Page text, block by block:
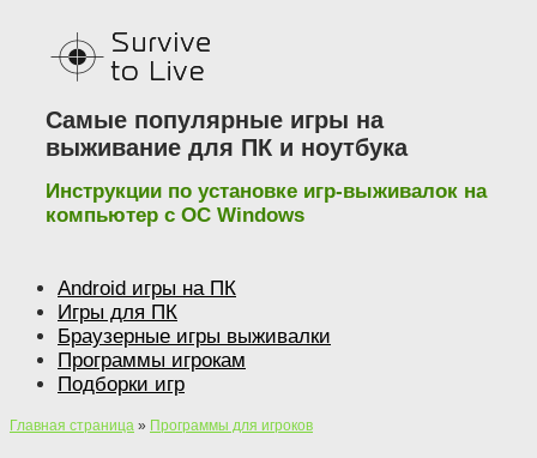
Самые популярные игры на
выживание для ПК и ноутбука
Инструкции по установке игр-выживалок на
компьютер с ОС Windows
Android игры на ПК
Игры для ПК
Браузерные игры выживалки
Программы игрокам
Подборки игр
Главная страница » Программы для игроков